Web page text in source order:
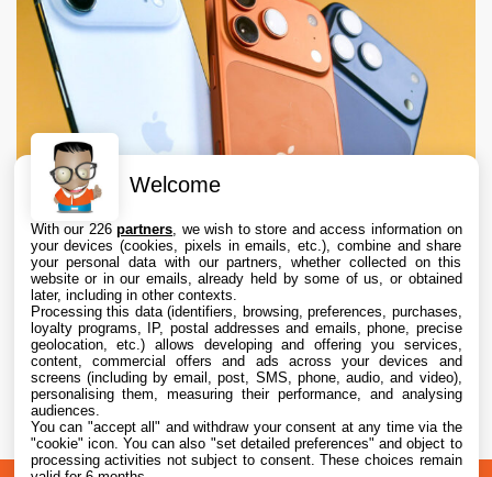
Apple augmente les valeurs de reprise des
iPhone, iPad, Mac et Apple Watch
6 Aug. 2026 • 19:02
Welcome
With our 226partners , we wish to store and access information on
your devices (cookies, pixels in emails, etc.), combine and share
your personal data with our partners, whether collected on this
website or in our emails, already held by some of us, or obtained
later, including in other contexts.
Processing this data (identifiers, browsing, preferences, purchases,
loyalty programs, IP, postal addresses and emails, phone, precise
geolocation, etc.) allows developing and offering you services,
content, commercial offers and ads across your devices and
screens (including by email, post, SMS, phone, audio, and video),
personalising them, measuring their performance, and analysing
audiences.
You can "accept all" and withdraw your consent at any time via the
"cookie" icon. You can also "set detailed preferences" and object to
processing activities not subject to consent. These choices remain